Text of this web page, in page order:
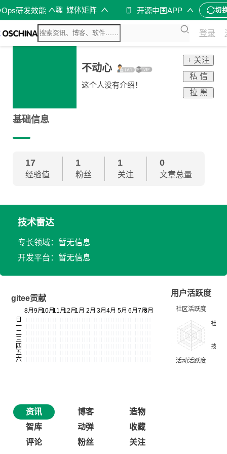
研发效能 媒体矩阵 开源中国APP 切
登录
不动心
这个人没有介绍！
+ 关注
私 信
拉 黑
基础信息
17
经验值
1
粉丝
1
关注
0
文章总量
技术雷达
专长领域：暂无信息
开发平台：暂无信息
gitee贡献
用户活跃度
资讯 博客
造物
智库
动弹
收藏
评论
粉丝 关注